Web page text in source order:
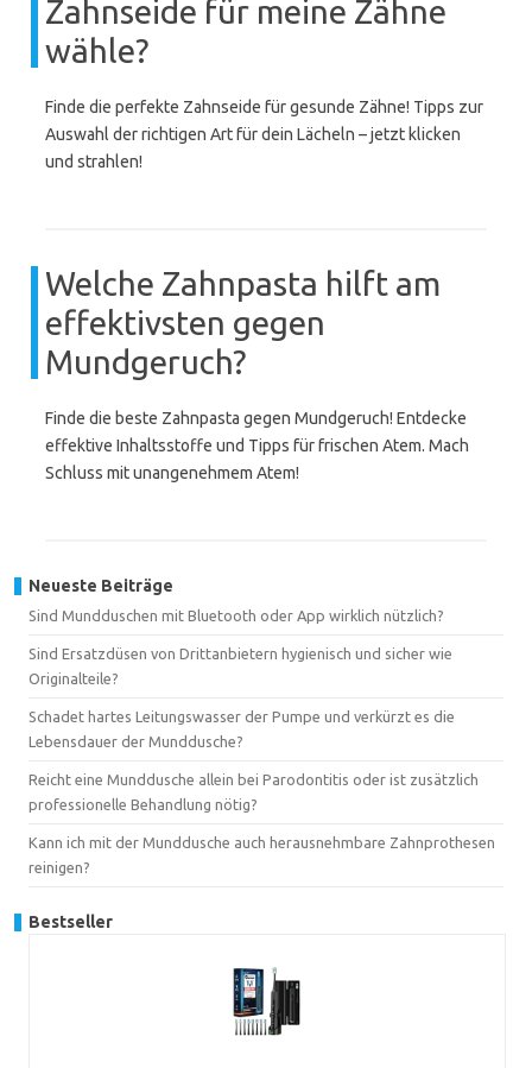
Zahnseide für meine Zähne
wähle?
Finde die perfekte Zahnseide für gesunde Zähne! Tipps zur
Auswahl der richtigen Art für dein Lächeln – jetzt klicken
und strahlen!
Welche Zahnpasta hilft am
effektivsten gegen
Mundgeruch?
Finde die beste Zahnpasta gegen Mundgeruch! Entdecke
effektive Inhaltsstoffe und Tipps für frischen Atem. Mach
Schluss mit unangenehmem Atem!
Neueste Beiträge
Sind Mundduschen mit Bluetooth oder App wirklich nützlich?
Sind Ersatzdüsen von Drittanbietern hygienisch und sicher wie
Originalteile?
Schadet hartes Leitungswasser der Pumpe und verkürzt es die
Lebensdauer der Munddusche?
Reicht eine Munddusche allein bei Parodontitis oder ist zusätzlich
professionelle Behandlung nötig?
Kann ich mit der Munddusche auch herausnehmbare Zahnprothesen
reinigen?
Bestseller